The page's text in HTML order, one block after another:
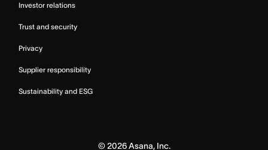
Investor relations
Trust and security
Privacy
Supplier responsibility
Sustainability and ESG
© 2026Asana, Inc.